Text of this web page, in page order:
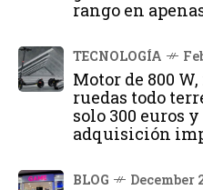
rango en
TECNOLOGÍA
Motor de 800
ruedas todo
solo 300 euros
adquisición
BLOG December